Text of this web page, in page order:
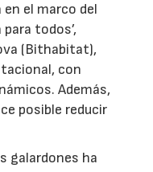
el marco del
todos’,
(Bithabitat),
con
Además,
posible reducir
galardones ha